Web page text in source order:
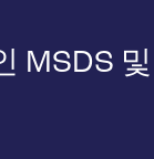
MSDS 및